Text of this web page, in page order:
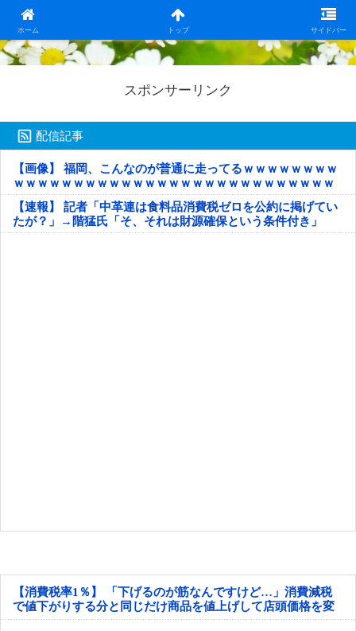
ホーム トップ サイドバー
日本第一！ニュース録
スポンサーリンク
配信記事
【画像】 福岡、こんなのが普通に走ってるｗｗｗｗｗｗｗｗ
ｗｗｗｗｗｗｗｗｗｗｗｗｗｗｗｗｗｗｗｗｗｗｗｗｗｗｗ
ｗｗｗｗｗ
【速報】 記者「中革連は食料品消費税ゼロを公約に掲げてい
たが？」→階猛氏「そ、それは財源確保という条件付き」
【消費税率1％】 「下げるのが筋なんですけど…」消費減税
で値下がりする分と同じだけ商品を値上げして店頭価格を変
えない店も